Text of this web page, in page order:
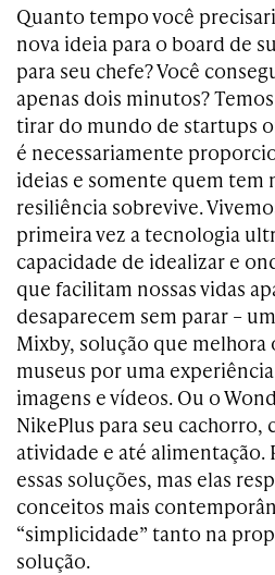
Quanto tempo você
nova ideia para o board de
para seu chefe? Você
apenas dois minutos?
tirar do mundo de startups
é necessariamente
ideias e somente quem tem
resiliência sobrevive.
primeira vez a tecnologia
capacidade de idealizar e
que facilitam nossas vidas
desaparecem sem parar –
Mixby, solução que
museus por uma
imagens e vídeos. Ou o
NikePlus para seu
atividade e até alimentação.
essas soluções, mas elas
conceitos mais
“simplicidade” tanto na
solução.